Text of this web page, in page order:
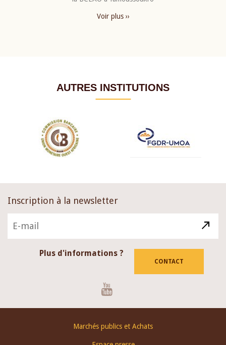
Voir plus ››
AUTRES INSTITUTIONS
Inscription à la newsletter
Plus d'informations ?
CONTACT
Marchés publics et Achats